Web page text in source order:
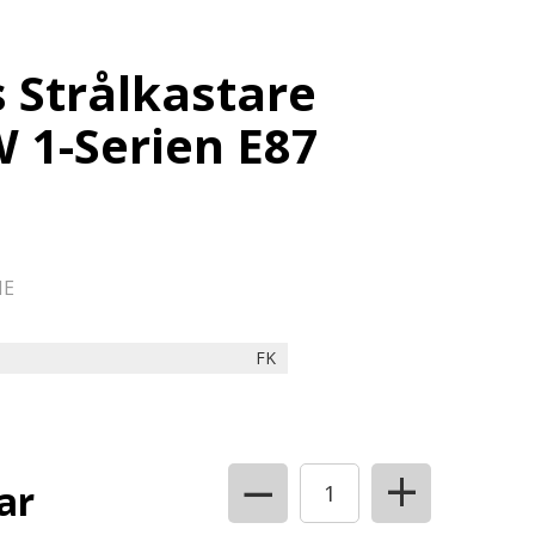
Strålkastare
1-Serien E87
FK
− +